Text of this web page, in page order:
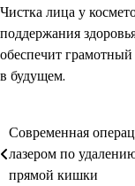
Чистка лица у
поддержания
обеспечит
в будущем.
Навигация
по
Современная
лазером по
прямой кишки